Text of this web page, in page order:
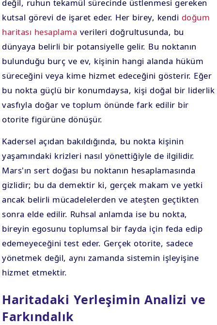
değil, ruhun tekamül sürecinde üstlenmesi gereken
kutsal görevi de işaret eder. Her birey, kendi doğum
haritası hesaplama verileri doğrultusunda, bu
dünyaya belirli bir potansiyelle gelir. Bu noktanın
bulunduğu burç ve ev, kişinin hangi alanda hüküm
süreceğini veya kime hizmet edeceğini gösterir. Eğer
bu nokta güçlü bir konumdaysa, kişi doğal bir liderlik
vasfıyla doğar ve toplum önünde fark edilir bir
otorite figürüne dönüşür.
Kadersel açıdan bakıldığında, bu nokta kişinin
yaşamındaki krizleri nasıl yönettiğiyle de ilgilidir.
Mars'ın sert doğası bu noktanın hesaplamasında
gizlidir; bu da demektir ki, gerçek makam ve yetki
ancak belirli mücadelelerden ve ateşten geçtikten
sonra elde edilir. Ruhsal anlamda ise bu nokta,
bireyin egosunu toplumsal bir fayda için feda edip
edemeyeceğini test eder. Gerçek otorite, sadece
yönetmek değil, aynı zamanda sistemin işleyişine
hizmet etmektir.
Haritadaki Yerleşimin Analizi ve
Farkındalık